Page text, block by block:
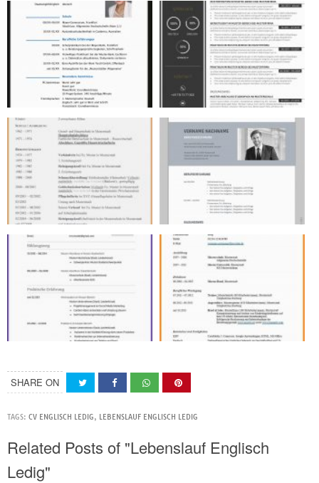
SHARE ON
TAGS: CV ENGLISCH LEDIG, LEBENSLAUF ENGLISCH LEDIG
Related Posts of "Lebenslauf Englisch
Ledig"